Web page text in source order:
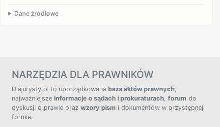
Dane źródłowe
NARZĘDZIA DLA PRAWNIKÓW
Dlajurysty.pl to uporządkowana baza aktów prawnych,
najważniejsze informacje o sądach i prokuraturach, forum do
dyskusji o prawie oraz wzory pism i dokumentów w przystępnej
formie.